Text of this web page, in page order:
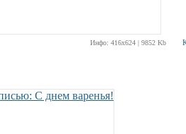
Инфо: 416х624 | 9852 Kb